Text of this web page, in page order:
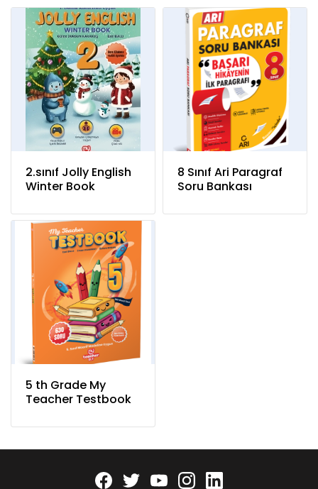
2.sınıf Jolly English
Winter Book
8 Sınıf Ari Paragraf
Soru Bankası
5 th Grade My
Teacher Testbook
Facebook
twitteryoutubeinstagram